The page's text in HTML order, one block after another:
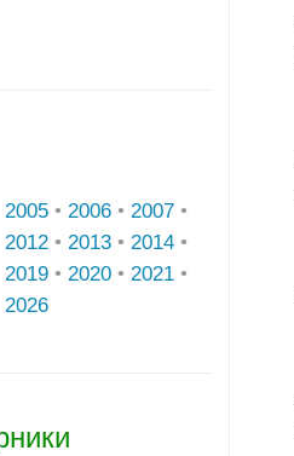
2005 • 2006 • 2007 •
2012 • 2013 • 2014 •
2019 • 2020 • 2021 •
2026